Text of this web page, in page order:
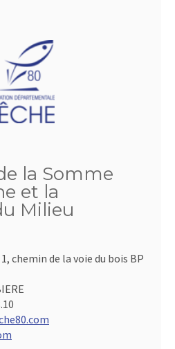
la Somme
et la
Milieu
chemin de la voie du bois BP